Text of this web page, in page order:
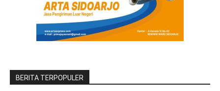
BERITA TERPOPULER